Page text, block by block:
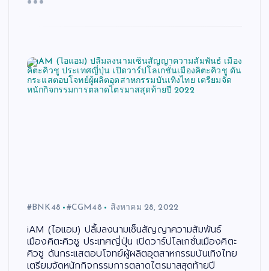
#BNK48 #CGM48 สิงหาคม 28, 2022
iAM (ไอแอม) ปลื้มลงนามเซ็นสัญญาความสัมพันธ์
เมืองคิตะคิวชู ประเทศญี่ปุ่น เปิดวาร์ปโลเกชั่นเมืองคิตะ
คิวชู ดันกระแสตอบโจทย์ผู้ผลิตอุตสาหกรรมบันเทิงไทย
เตรียมจัดหนักกิจกรรมการตลาดไตรมาสสุดท้ายปี